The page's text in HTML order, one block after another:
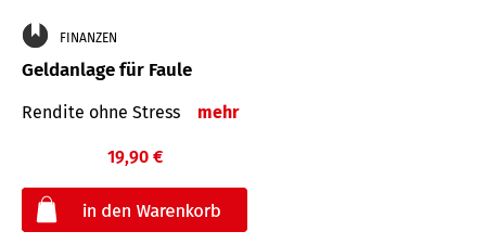
FINANZEN
Geldanlage für Faule
Rendite ohne Stress mehr
19,90 €